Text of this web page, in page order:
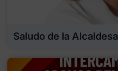
Saludo de la Alcaldesa